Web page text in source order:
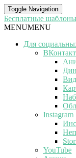
Toggle Navigation
Бесплатные шаблоны
MENUMENU
Для
Instagram
YouTube